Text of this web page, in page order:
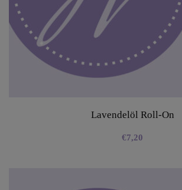
Lavendelöl Roll-On
€7,20